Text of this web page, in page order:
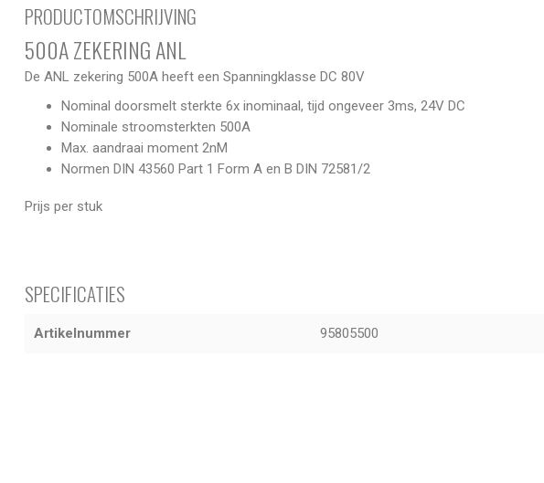
PRODUCTOMSCHRIJVING
500A ZEKERING ANL
De ANL zekering 500A heeft een Spanningklasse DC 80V
Nominal doorsmelt sterkte 6x inominaal, tijd ongeveer 3ms, 24V DC
Nominale stroomsterkten 500A
Max. aandraai moment 2nM
Normen DIN 43560 Part 1 Form A en B DIN 72581/2
Prijs per stuk
SPECIFICATIES
Artikelnummer 95805500